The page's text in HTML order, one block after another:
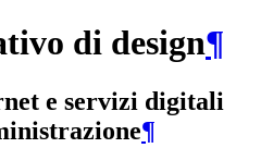
di design¶
e servizi digitali
¶